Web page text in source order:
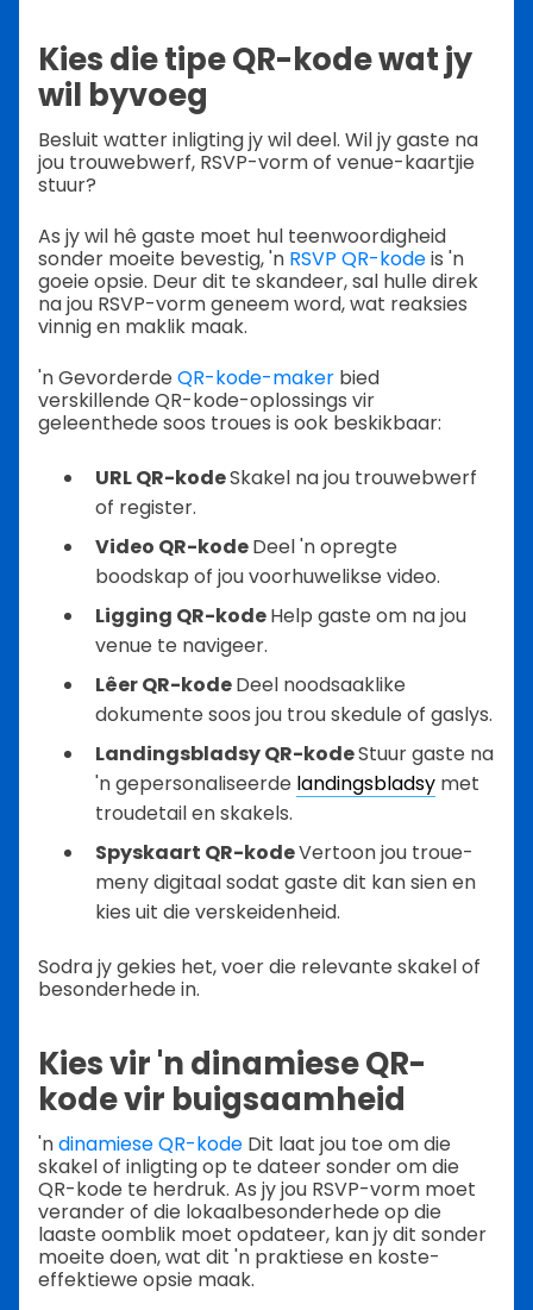
Kies die tipe QR-kode wat jy
wil byvoeg
Besluit watter inligting jy wil deel. Wil jy gaste na
jou trouwebwerf, RSVP-vorm of venue-kaartjie
stuur?
As jy wil hê gaste moet hul teenwoordigheid
sonder moeite bevestig, 'n RSVP QR-kodeis 'n
goeie opsie. Deur dit te skandeer, sal hulle direk
na jou RSVP-vorm geneem word, wat reaksies
vinnig en maklik maak.
'n Gevorderde QR-kode-maker bied
verskillende QR-kode-oplossings vir
geleenthede soos troues is ook beskikbaar:
URL QR-kodeSkakel na jou trouwebwerf
of register.
Video QR-kodeDeel 'n opregte
boodskap of jou voorhuwelikse video.
Ligging QR-kodeHelp gaste om na jou
venue te navigeer.
Lêer QR-kodeDeel noodsaaklike
dokumente soos jou trou skedule of gaslys.
Landingsbladsy QR-kodeStuur gaste na
'n gepersonaliseerde landingsbladsy met
troudetail en skakels.
Spyskaart QR-kodeVertoon jou troue-
meny digitaal sodat gaste dit kan sien en
kies uit die verskeidenheid.
Sodra jy gekies het, voer die relevante skakel of
besonderhede in.
Kies vir 'n dinamiese QR-
kode vir buigsaamheid
'ndinamiese QR-kode Dit laat jou toe om die
skakel of inligting op te dateer sonder om die
QR-kode te herdruk. As jy jou RSVP-vorm moet
verander of die lokaalbesonderhede op die
laaste oomblik moet opdateer, kan jy dit sonder
moeite doen, wat dit 'n praktiese en koste-
effektiewe opsie maak.